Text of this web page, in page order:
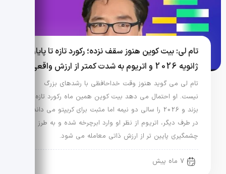
تام لی: بیت کوین هنوز سقف نزده؛ رکورد تازه تا پایان
ژانویه 2026 و اتریوم به شدت کمتر از ارزش واقعی
تام لی می گوید هنوز وقت خداحافظی با رشدهای بزرگ
نیست. او احتمال می دهد بیت کوین همین ماه رکورد تازه
بزند و 2026 را سالی دو نیمه اما مثبت برای کریپتو می داند.
در طرف دیگر، اتریوم از نظر او وارد ابرچرخه شده و به طرز
چشمگیری پایین تر از ارزش ذاتی معامله می شود.
7 ماه پیش